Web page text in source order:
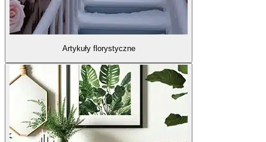
Artykuły florystyczne